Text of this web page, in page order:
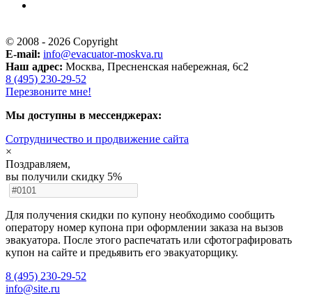
© 2008 - 2026 Copyright
E-mail: info@evacuator-moskva.ru
Наш адрес: Москва, Пресненская набережная, 6с2
8 (495) 230-29-52
Перезвоните мне!
Мы доступны в мессенджерах:
Cотрудничество и продвижение сайта
×
Поздравляем,
вы получили скидку 5%
Для получения скидки по купону необходимо сообщить
оператору номер купона при оформлении заказа на вызов
эвакуатора. После этого распечатать или сфотографировать
купон на сайте и предьявить его эвакуаторщику.
8 (495) 230-29-52
info@site.ru